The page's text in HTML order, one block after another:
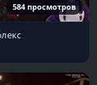
584 просмотров